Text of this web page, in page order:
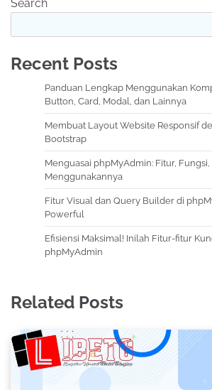
Search
Recent Posts
Panduan Lengkap Menggunakan
Button, Card, Modal, dan Lainnya
Membuat Layout Website Responsif
Bootstrap
Menguasai phpMyAdmin: Fitur,
Menggunakannya
Fitur Visual dan Query Builder di
Powerful
Efisiensi Maksimal! Inilah Fitur-fitur
phpMyAdmin
Related Posts